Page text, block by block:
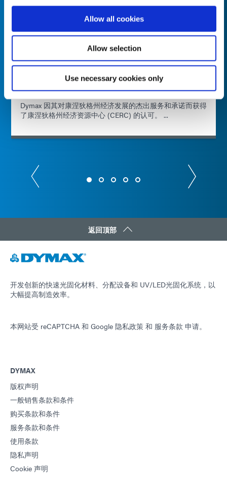
Allow all cookies
Allow selection
Use necessary cookies only
其他奖项
康涅狄格州经济资源中心
Dymax 因其对康涅狄格州经济发展的杰出服务和承诺而获得
了康涅狄格州经济资源中心 (CERC) 的认可。 ...
返回顶部
开发创新的快速光固化材料、分配设备和 UV/LED光固化系统，以
大幅提高制造效率。
本网站受 reCAPTCHA 和 Google 隐私政策 和 服务条款 申请。
DYMAX
版权声明
一般销售条款和条件
购买条款和条件
服务条款和条件
使用条款
隐私声明
Cookie 声明